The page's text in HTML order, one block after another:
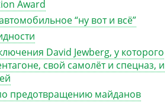
Award
“ну вот и всё”
David Jewberg, у которого
свой самолёт и спецназ, и
предотвращению майданов